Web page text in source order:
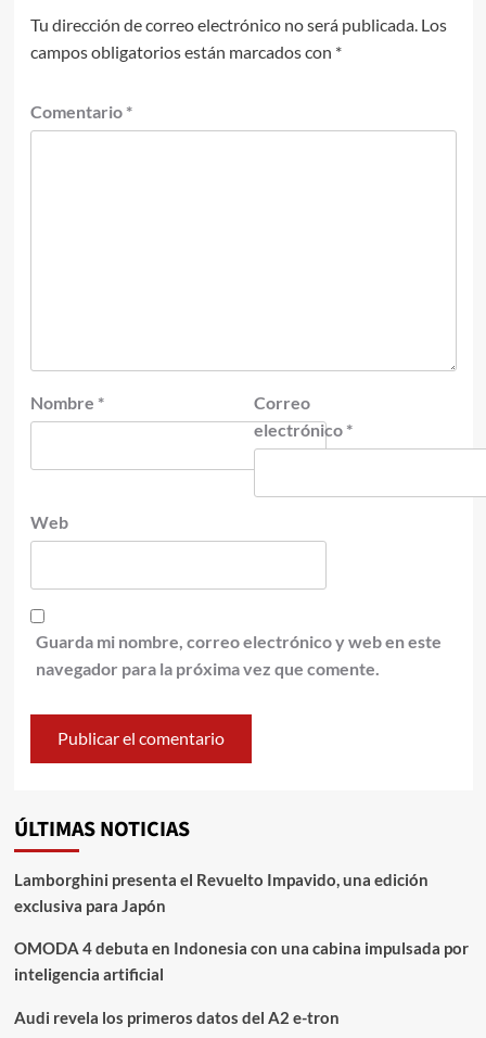
Tu dirección de correo electrónico no será publicada. Los
campos obligatorios están marcados con *
Comentario *
Nombre *
Correo
electrónico *
Web
Guarda mi nombre, correo electrónico y web en este
navegador para la próxima vez que comente.
ÚLTIMAS NOTICIAS
Lamborghini presenta el Revuelto Impavido, una edición
exclusiva para Japón
OMODA 4 debuta en Indonesia con una cabina impulsada por
inteligencia artificial
Audi revela los primeros datos del A2 e-tron